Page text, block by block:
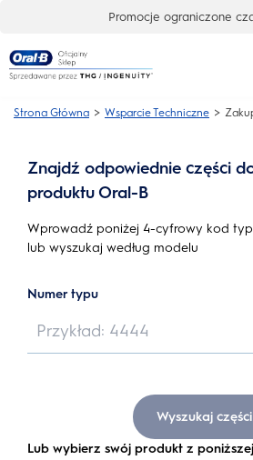
Promocje ograniczone
Strona Główna Wsparcie Techniczne
Znajdź odpowiednie części
produktu Oral-B
Wprowadź poniżej 4-cyfrowy kod
lub wyszukaj według modelu
Numer typu
Wyszukaj części
Lub wybierz swój produkt z